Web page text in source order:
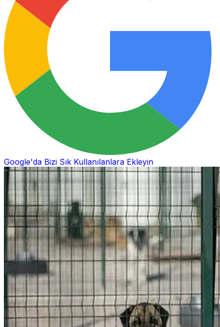
Google'da Bizi Sık Kullanılanlara Ekleyin